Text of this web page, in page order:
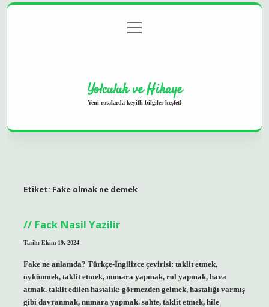
Gizlilik Politikası
menüyü
aç
Yolculuk ve Hikaye
Yeni rotalarda keyifli bilgiler keşfet!
Etiket: Fake olmak ne demek
Fack Nasil Yazilir
Tarih: Ekim 19, 2024
Fake ne anlamda? Türkçe-İngilizce çevirisi: taklit etmek,
öykünmek, taklit etmek, numara yapmak, rol yapmak, hava
atmak. taklit edilen hastalık: görmezden gelmek, hastalığı varmış
gibi davranmak, numara yapmak. sahte, taklit etmek, hile